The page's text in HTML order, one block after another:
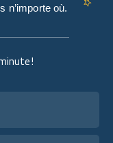
!
n’importe où.